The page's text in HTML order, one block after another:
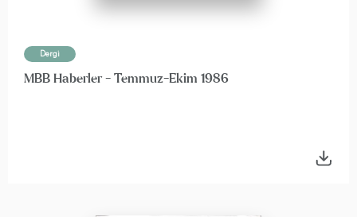
Dergi
MBB Haberler - Temmuz-Ekim 1986